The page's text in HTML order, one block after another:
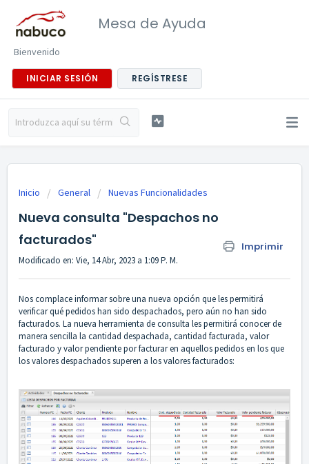
Mesa de Ayuda
Bienvenido
INICIAR SESIÓN REGÍSTRESE
Inicio General Nuevas Funcionalidades
Nueva consulta "Despachos no
facturados"
Imprimir
Modificado en: Vie, 14 Abr, 2023 a 1:09 P. M.
Nos complace informar sobre una nueva opción que les permitirá
verificar qué pedidos han sido despachados, pero aún no han sido
facturados. La nueva herramienta de consulta les permitirá conocer de
manera sencilla la cantidad despachada, cantidad facturada, valor
facturado y valor pendiente por facturar en aquellos pedidos en los que
los valores despachados superen a los valores facturados: